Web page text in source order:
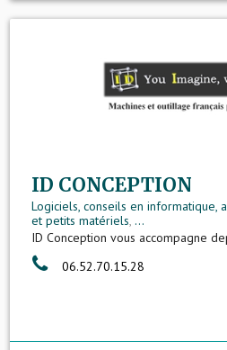
ID CONCEPTION
Logiciels, conseils en informatique,
et petits matériels, ...
ID Conception vous accompagne
06.52.70.15.28